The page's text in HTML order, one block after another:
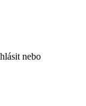
nebo